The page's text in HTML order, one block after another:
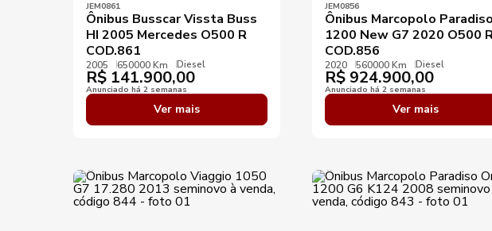
JEM0861
Ônibus Busscar Vissta Buss
HI 2005 Mercedes O500 R
COD.861
2005 650000 Km Diesel
R$ 141.900,00
Anunciado há 2 semanas
Ver mais
JEM0856
Ônibus Marcopolo Paradiso
1200 New G7 2020 O500
COD.856
2020 560000 Km Diesel
R$ 924.900,00
Anunciado há 2 semanas
Ver mais